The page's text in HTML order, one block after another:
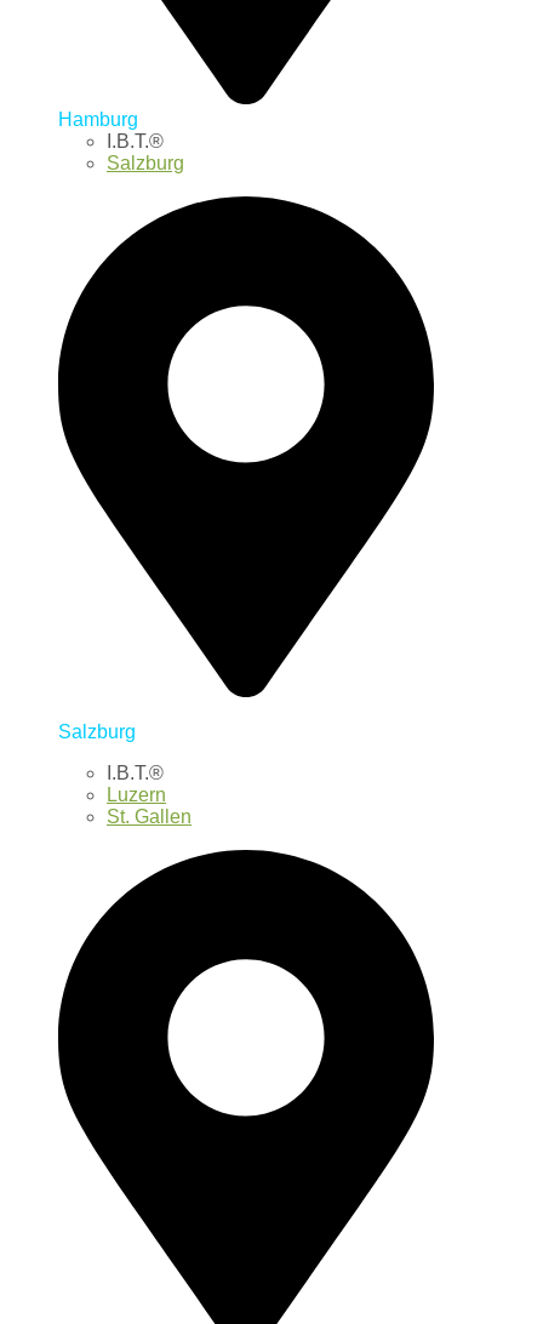
Hamburg
I.B.T.®
Salzburg
Salzburg
I.B.T.®
Luzern
St. Gallen